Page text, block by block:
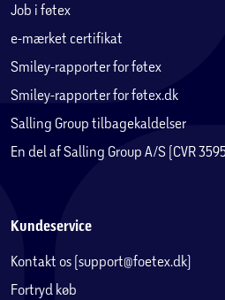
Job i føtex
e-mærket certifikat
Smiley-rapporter for føtex
Smiley-rapporter for føtex.dk
Salling Group tilbagekaldelser
En del af Salling Group A/S (CVR
Kundeservice
Kontakt os (support@foetex.dk)
Fortryd køb